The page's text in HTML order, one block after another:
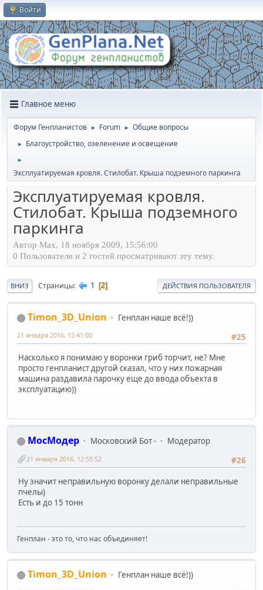
Войти
Главное меню
Форум Генпланистов ► Forum ► Общие вопросы
► Благоустройство, озеленение и освещение
►
Эксплуатируемая кровля. Стилобат. Крыша подземного паркинга
Эксплуатируемая кровля.
Стилобат. Крыша подземного
паркинга
Автор Max, 18 ноября 2009, 15:56:00
0 Пользователи и 2 гостей просматривают эту тему.
ВНИЗ Страницы 1 2 ДЕЙСТВИЯ ПОЛЬЗОВАТЕЛЯ
Timon_3D_Union
Генплан наше всё!))
#25
21 января 2016, 12:41:00
Насколько я понимаю у воронки гриб торчит, не? Мне
просто генпланист другой сказал, что у них пожарная
машина раздавила парочку еще до ввода объекта в
эксплуатацию))
МосМодер Московский Бот -
Модератор
#26
21 января 2016, 12:55:52
Ну значит неправильную воронку делали неправильные
пчелы)
Есть и до 15 тонн
Генплан - это то, что нас объединяет!
Timon_3D_Union
Генплан наше всё!))